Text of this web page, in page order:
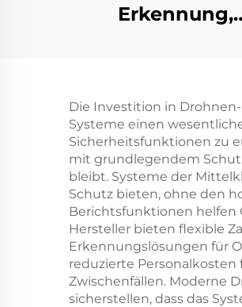
Erkennung,
gegen
tragbarer
Langstrecken-
Detektor für
Die Investition in
Systeme einen
Sicherheitsfunktionen zu
mit grundlegendem
bleibt. Systeme der
Schutz bieten, ohne den
Berichtsfunktionen helfen
Hersteller bieten flexible
Erkennungslösungen für
reduzierte
Zwischenfällen. Moderne
sicherstellen, dass das